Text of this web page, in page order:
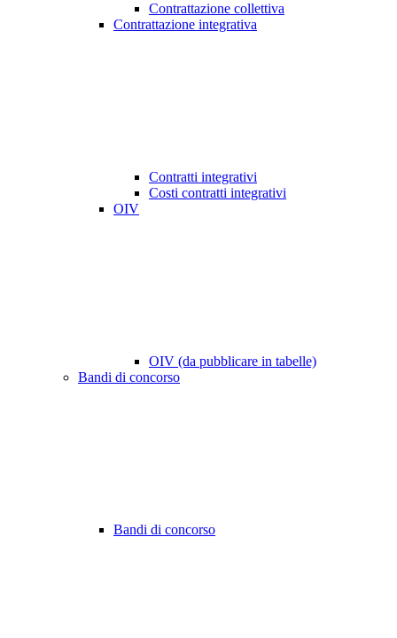
Contrattazione collettiva
Contrattazione integrativa
Contratti integrativi
Costi contratti integrativi
OIV
OIV (da pubblicare in tabelle)
Bandi di concorso
Bandi di concorso